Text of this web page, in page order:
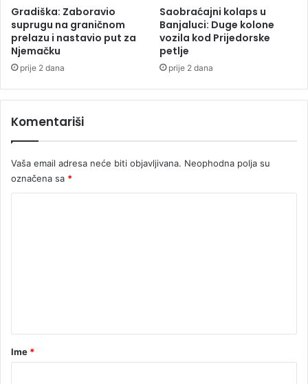
S
e
d
k
v
c
i
p
o
v
e
n
a
ž
Gradiška: Zaboravio
suprugu na graničnom
prelazu i nastavio put za
Njemačku
prije 2 dana
Saobraćajni kolaps u
Banjaluci: Duge kolone
vozila kod Prijedorske
petlje
prije 2 dana
Komentariši
Vaša email adresa neće biti objavljivana. Neophodna polja su
označena sa *
rIme *